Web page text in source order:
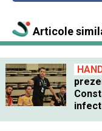
Articole